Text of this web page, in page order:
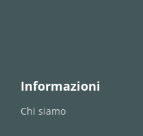
Informazioni
Chi siamo